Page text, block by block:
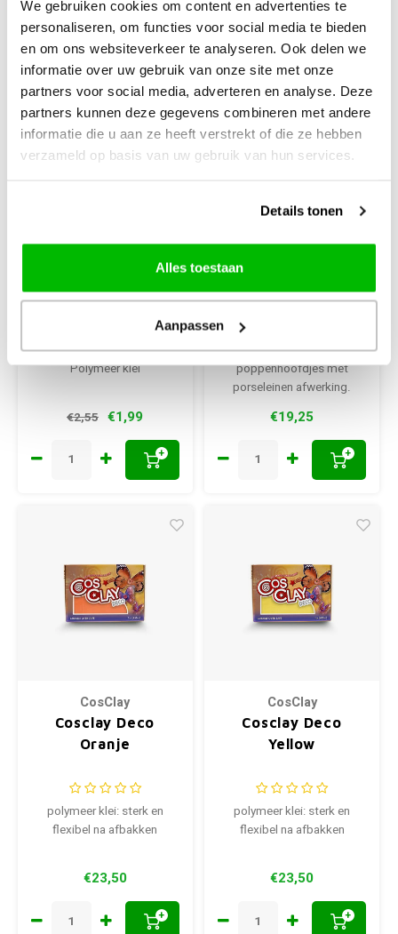
We gebruiken cookies om content en advertenties te
personaliseren, om functies voor social media te bieden
en om ons websiteverkeer te analyseren. Ook delen we
informatie over uw gebruik van onze site met onze
partners voor social media, adverteren en analyse. Deze
partners kunnen deze gegevens combineren met andere
informatie die u aan ze heeft verstrekt of die ze hebben
verzameld op basis van uw gebruik van hun services.
Details tonen
Alles toestaan
Aanpassen
Cernit
Cernit Nr 1 56 gram
Cernit Number One
Polymeer klei
€2,55 €1,99
+
Cernit
Huidtint klei voor
poppenhoofdjes met
porseleinen afwerking.
€19,25
+
CosClay
Cosclay Deco
Oranje
polymeer klei: sterk en
flexibel na afbakken
€23,50
+
CosClay
Cosclay Deco
Yellow
polymeer klei: sterk en
flexibel na afbakken
€23,50
+